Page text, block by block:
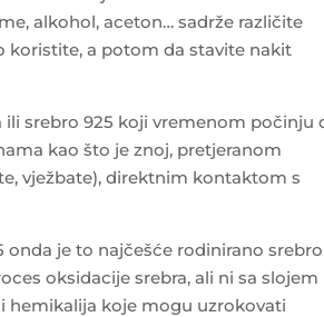
alkohol, aceton… sadrže različite
koristite, a potom da stavite nakit
srebro 925 koji vremenom počinju
kao što je znoj, pretjeranom
vježbate), direktnim kontaktom s
je to najčešće rodinirano srebro
oksidacije srebra, ali ni sa slojem
hemikalija koje mogu uzrokovati